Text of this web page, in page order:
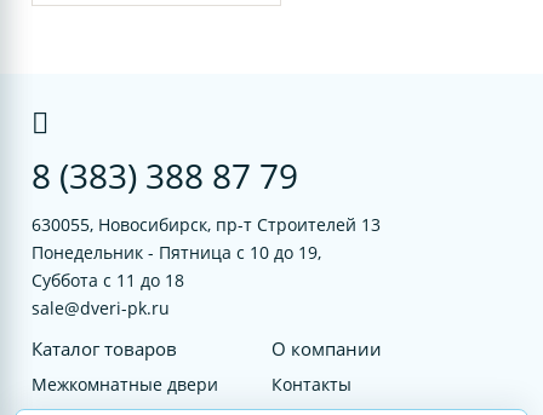
8 (383) 388 87 79
630055, Новосибирск, пр-т Строителей 13
Понедельник - Пятница с 10 до 19,
Суббота с 11 до 18
sale@dveri-pk.ru
Каталог товаров
Межкомнатные двери
О компании
Контакты